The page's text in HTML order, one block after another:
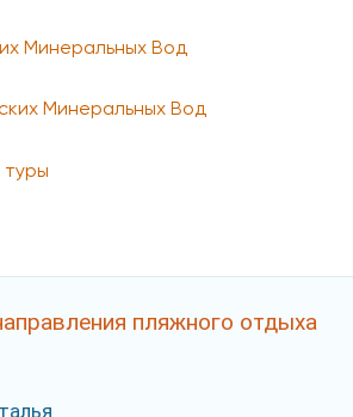
Минеральных Вод
Минеральных Вод
туры
пляжного отдыха